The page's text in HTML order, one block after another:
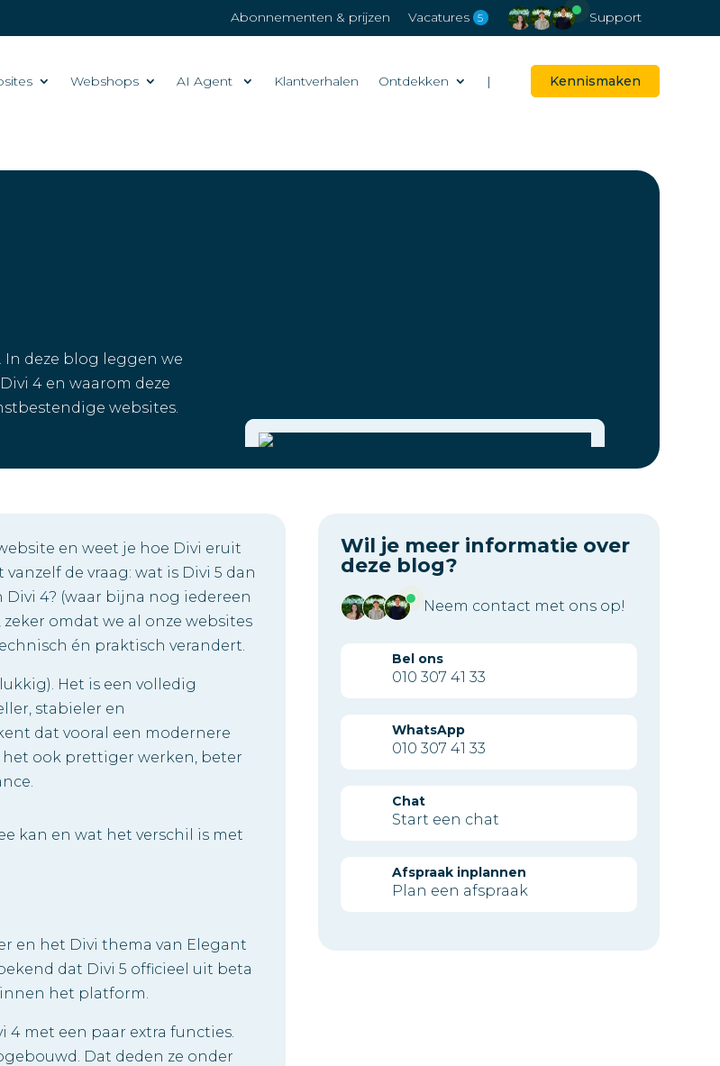
Abonnementen & prijzen Vacatures 5 Support
Webshops AI Agent Klantverhalen Ontdekken | Kennismaken
In deze blog leggen we
4 en waarom deze
websites.
en weet je hoe Divi eruit
de vraag: wat is Divi 5 dan
Divi 4? (waar bijna nog iedereen
omdat we al onze websites
én praktisch verandert.
Het is een volledig
stabieler en
dat vooral een modernere
het ook prettiger werken, beter
en het Divi thema van Elegant
dat Divi 5 officieel uit beta
het platform.
met een paar extra functies.
Dat deden ze onder
Wil je meer informatie over
deze blog?
Neem contact met ons op!
Bel ons
010 307 41 33
WhatsApp
010 307 41 33
Chat
Start een chat
Afspraak inplannen
Plan een afspraak